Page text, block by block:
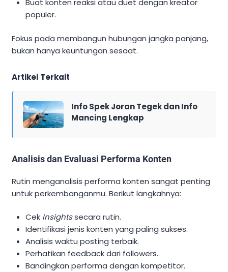
Buat konten reaksi atau duet dengan kreator
populer.
Fokus pada membangun hubungan jangka panjang,
bukan hanya keuntungan sesaat.
Artikel Terkait
Info Spek Joran Tegek dan Info
Mancing Lengkap
Analisis dan Evaluasi Performa Konten
Rutin menganalisis performa konten sangat penting
untuk perkembanganmu. Berikut langkahnya:
Cek Insightssecara rutin.
Identifikasi jenis konten yang paling sukses.
Analisis waktu posting terbaik.
Perhatikan feedback dari followers.
Bandingkan performa dengan kompetitor.